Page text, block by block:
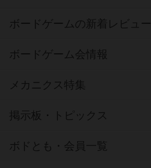
ボードゲームの新着レビュー
ボードゲーム会情報
メカニクス特集
掲示板・トピックス
ボドとも・会員一覧